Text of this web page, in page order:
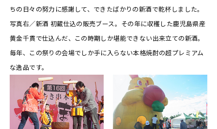
ちの日々の努力に感謝して、できたばかりの新酒で乾杯しました。
写真右／新酒 初蔵仕込の販売ブース。その年に収穫した鹿児島県産
黄金千貫で仕込んだ、この時期しか堪能できない出来立ての新酒。
毎年、この祭りの会場でしか手に入らない本格焼酎の超プレミアム
な逸品です。